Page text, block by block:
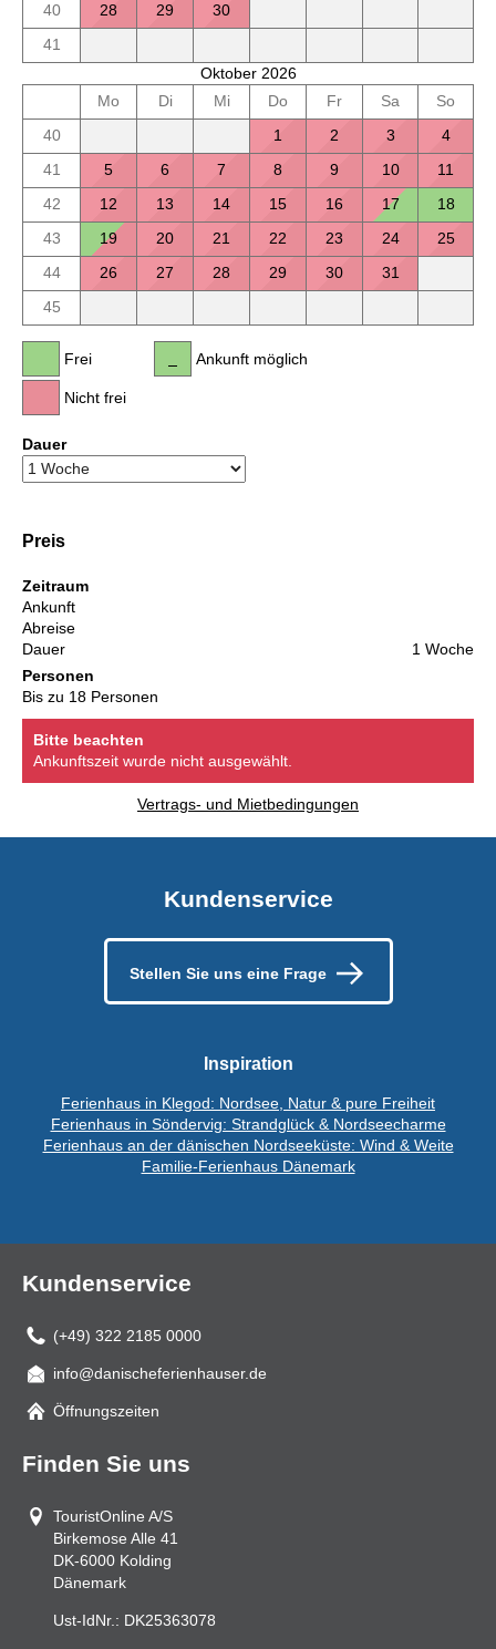
40
28 29
30
41
Oktober 2026
Mo
Di Mi Do Fr Sa
So
40
1 2 3
4
41
5 6 7 8 9 10
11
42
12 13 14 15 16 17
18
43
19 20 21 22 23 24
25
44
26 27 28 29 30
31
45
Frei
Nicht frei
Ankunft möglich
Dauer
Preis
Zeitraum
Ankunft
Abreise
Dauer
1 Woche
Personen
Bis zu 18 Personen
Bitte beachten
Ankunftszeit wurde nicht ausgewählt.
Vertrags- und Mietbedingungen
Kundenservice
Stellen Sie uns eine Frage
Inspiration
Ferienhaus in Klegod: Nordsee, Natur & pure Freiheit
Ferienhaus in Söndervig: Strandglück & Nordseecharme
Ferienhaus an der dänischen Nordseeküste: Wind & Weite
Familie-Ferienhaus Dänemark
Kundenservice
(+49) 322 2185 0000
Mail
info@danischeferienhauser.de
Öffnungszeiten
Finden Sie uns
TouristOnline A/S
Birkemose Alle 41
DK-6000 Kolding
Dänemark
Ust-IdNr.: DK25363078